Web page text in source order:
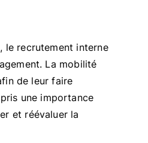
le recrutement interne
La mobilité
de leur faire
une importance
et réévaluer la